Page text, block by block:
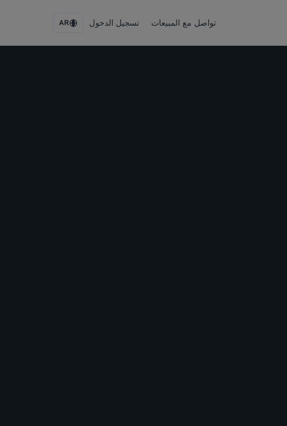
تواصل مع المبيعات تسجيل الدخول AR